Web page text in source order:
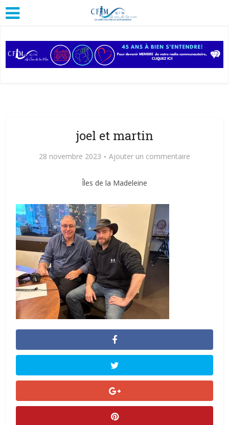
joel et martin
28 novembre 2023 Ajouter un commentaire
Îles de la Madeleine